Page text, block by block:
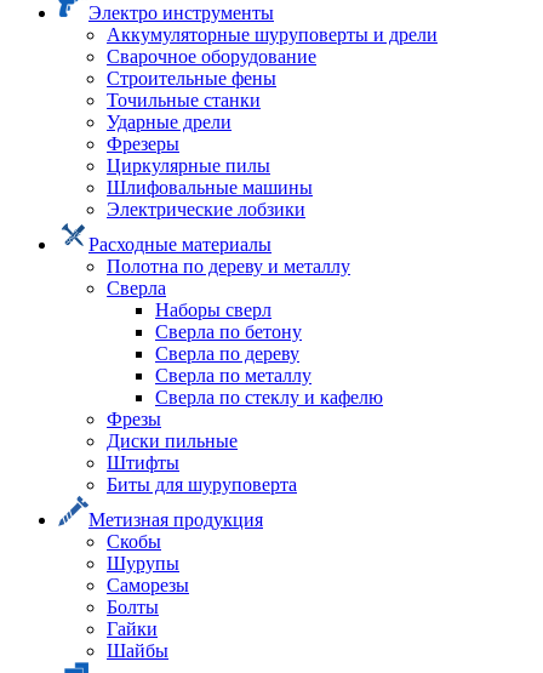
Электро инструменты
Аккумуляторные шуруповерты и дрели
Сварочное оборудование
Строительные фены
Точильные станки
Ударные дрели
Фрезеры
Циркулярные пилы
Шлифовальные машины
Электрические лобзики
Расходные материалы
Полотна по дереву и металлу
Сверла
Наборы сверл
Сверла по бетону
Сверла по дереву
Сверла по металлу
Сверла по стеклу и кафелю
Фрезы
Диски пильные
Штифты
Биты для шуруповерта
Метизная продукция
Скобы
Шурупы
Саморезы
Болты
Гайки
Шайбы